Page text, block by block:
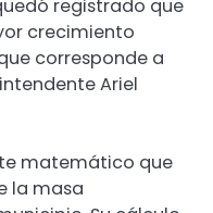
registrado que
crecimiento
corresponde a
Ariel
matemático que
la masa